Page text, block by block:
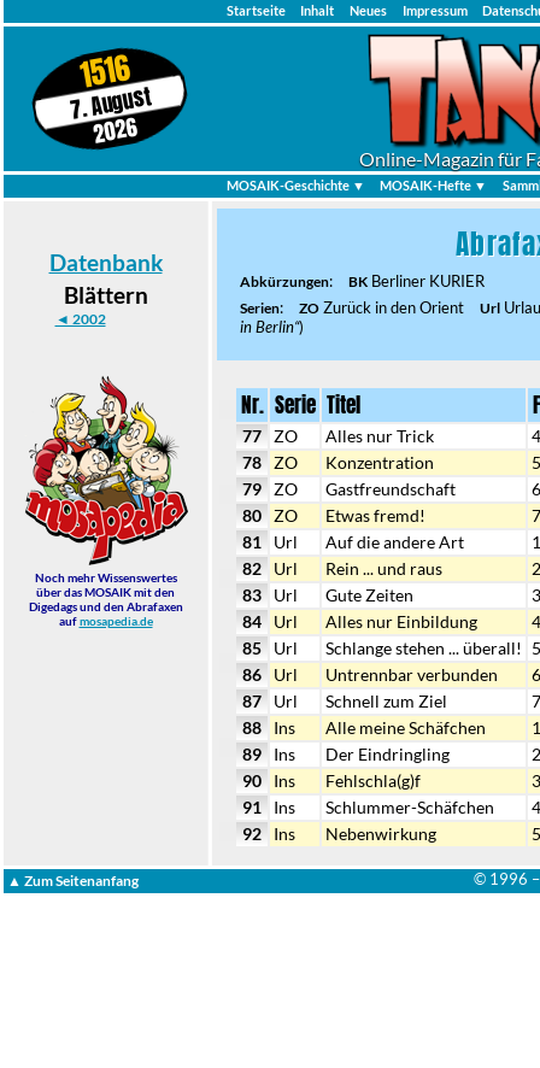
Startseite Inhalt Neues Impressum
1516
7. August
2026
Online-Magazin für
MOSAIK-Geschichte ▼ MOSAIK-Hefte ▼
Datenbank
Blättern
◄ 2002
Noch mehr Wissenswertes
über das MOSAIK mit den
Digedags und den Abrafaxen
aufmosapedia.de
Abkürzungen:BK Berliner KURIER
Serien:ZO Zurück in den OrientUrl
in Berlin“)
Nr. Serie Titel
77 ZO Alles nur Trick
4
78
ZO Konzentration
5
79
ZO Gastfreundschaft
6
80
ZO Etwas fremd!
7
81
Url Auf die andere Art
1
82
Url Rein ... und raus
2
83
Url Gute Zeiten
3
84
Url Alles nur Einbildung
4
85
Url Schlange stehen ... überall!
5
86
Url Untrennbar verbunden
6
87
Url Schnell zum Ziel
7
88
Ins Alle meine Schäfchen
1
89
Ins Der Eindringling
2
90
Ins Fehlschla(g)f
3
91
Ins Schlummer-Schäfchen
4
92
Ins Nebenwirkung 5
▲ Zum Seitenanfang © 1996